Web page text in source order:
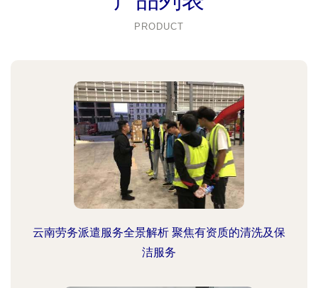
PRODUCT
云南劳务派遣服务全景解析 聚焦有资质的清洗及保
洁服务